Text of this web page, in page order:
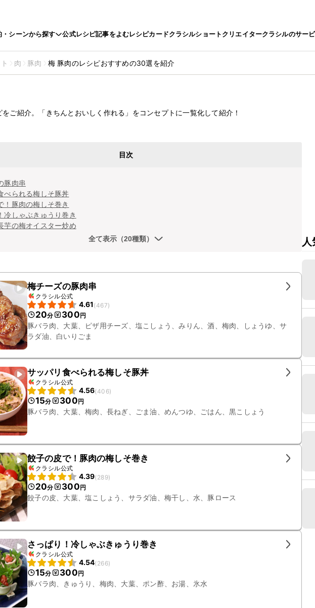
・シーンから探す 公式レシピ記事をよむレシピカードクラシルショートクリエイタークラシルのサー
肉 豚肉 梅 豚肉のレシピおすすめの30選を紹介
豚肉のレシピおすすめの30選を紹介
ご紹介。「きちんとおいしく作れる」をコンセプトに一覧化して紹介！
目次
豚肉串
べられる梅しそ豚丼
！豚肉の梅しそ巻き
冷しゃぶきゅうり巻き
芋の梅オイスター炒め
全て表示（20種類）
梅チーズの豚肉串
クラシル公式
4.61(467)
20分 300円
豚バラ肉、大葉、ピザ用チーズ、塩こしょう、みりん、酒、梅肉、しょうゆ、サ
ラダ油、白いりごま
サッパリ食べられる梅しそ豚丼
クラシル公式
4.56(406)
15分 300円
豚バラ肉、大葉、梅肉、長ねぎ、ごま油、めんつゆ、ごはん、黒こしょう
餃子の皮で！豚肉の梅しそ巻き
クラシル公式
4.39(289)
20分 300円
餃子の皮、大葉、塩こしょう、サラダ油、梅干し、水、豚ロース
さっぱり！冷しゃぶきゅうり巻き
クラシル公式
4.54(266)
15分 300円
豚バラ肉、きゅうり、梅肉、大葉、ポン酢、お湯、氷水